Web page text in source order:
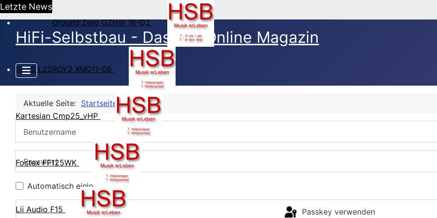
Letzte News
Ground Zero GZHW 16-D2
SEAS L22ROY2 XM011-08
Kartesian Cmp25_vHP
Fostex FF125WK
Lii Audio F15
HiFi-Selbstbau - Das DIY Online Magazin
Aktuelle Seite: Startseite CB Login
Automatisch einloggen
Passkey verwenden